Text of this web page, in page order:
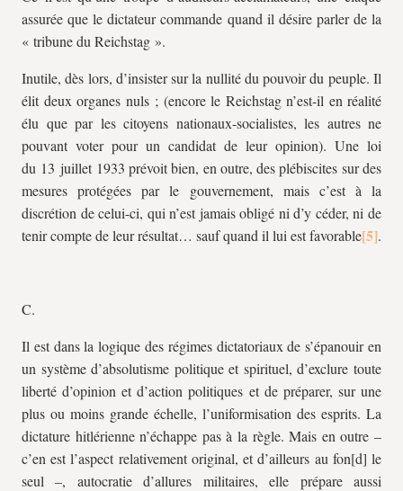
assurée que le dictateur commande quand il désire parler de la
« tribune du Reichstag ».
Inutile, dès lors, d’insister sur la nullité du pouvoir du peuple. Il
élit deux organes nuls ; (encore le Reichstag n’est-il en réalité
élu que par les citoyens nationaux-socialistes, les autres ne
pouvant voter pour un candidat de leur opinion). Une loi
du 13 juillet 1933 prévoit bien, en outre, des plébiscites sur des
mesures protégées par le gouvernement, mais c’est à la
discrétion de celui-ci, qui n’est jamais obligé ni d’y céder, ni de
tenir compte de leur résultat… sauf quand il lui est favorable
.
C.
Il est dans la logique des régimes dictatoriaux de s’épanouir en
un système d’absolutisme politique et spirituel, d’exclure toute
liberté d’opinion et d’action politiques et de préparer, sur une
plus ou moins grande échelle, l’uniformisation des esprits. La
dictature hitlérienne n’échappe pas à la règle. Mais en outre –
c’en est l’aspect relativement original, et d’ailleurs au fon[d] le
seul –, autocratie d’allures militaires, elle prépare aussi